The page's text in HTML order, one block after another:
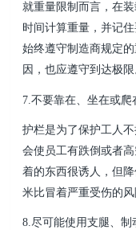
就重量限制而言，在
时间计算重量，并记
始终遵守制造商规定
因，也应遵守到达极限
7.不要靠在、坐在或爬
护栏是为了保护工人
会使员工有跌倒或者
着的东西很诱人，但
米比冒着严重受伤的风
8.尽可能使用支腿、制